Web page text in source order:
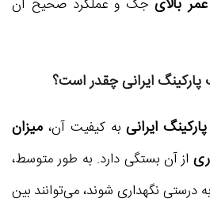
بالای جک و عملکرد صحیح آن
ایرانیچقدر است؟
ایرانی به کیفیت آن، میزان
از آن بستگی دارد. به طور متوسط،
درستی نگهداری شوند، می‌توانند بین